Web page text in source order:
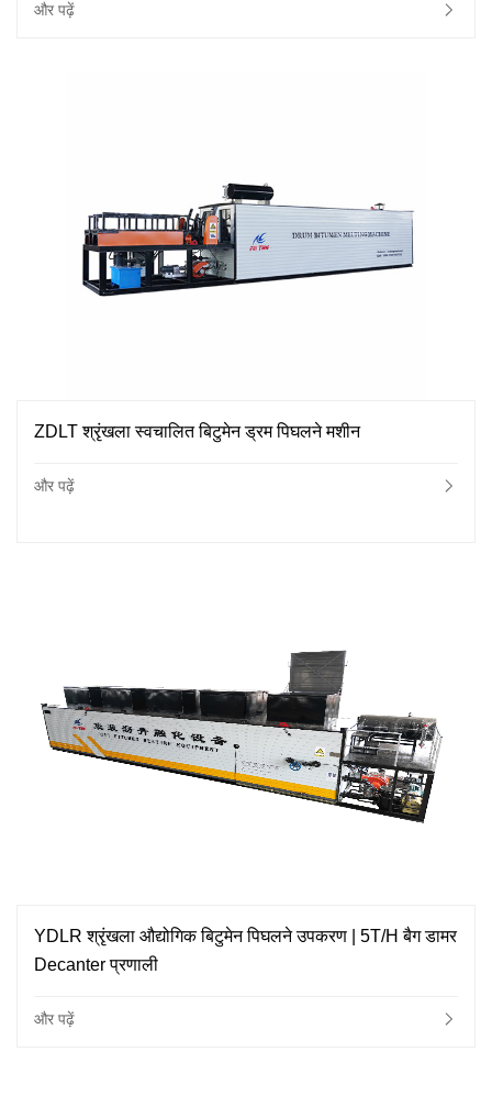
और पढ़ें
ZDLT श्रृंखला स्वचालित बिटुमेन ड्रम पिघलने मशीन
और पढ़ें
YDLR श्रृंखला औद्योगिक बिटुमेन पिघलने उपकरण | 5T/H बैग डामर
Decanter प्रणाली
और पढ़ें